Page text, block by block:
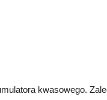
kwasowego.